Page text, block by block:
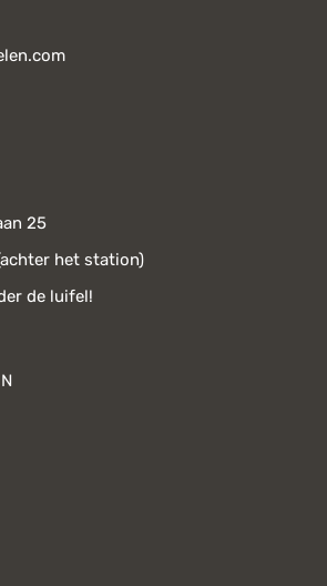
25
het station)
de luifel!